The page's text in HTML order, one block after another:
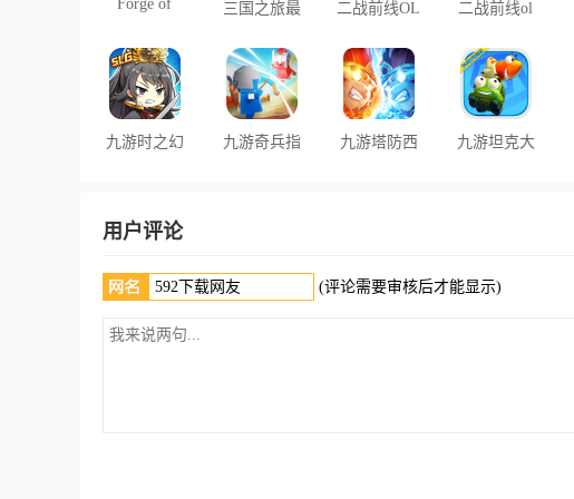
Forge of
熔炉
三国之旅最
二战前线OL
二战前线ol
九游时之幻
九游奇兵指
九游塔防西
九游坦克大
用户评论
(评论需要审核后才能显示)